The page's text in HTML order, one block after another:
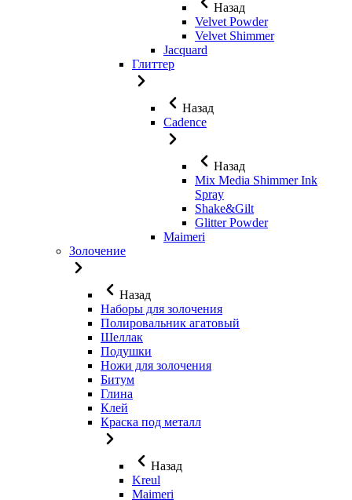
Назад
Velvet Powder
Velvet Shimmer
Jaсquard
Глиттер
Назад
Cadence
Назад
Mix Media Shimmer Ink
Spray
Shake&Gilt
Glitter Powder
Maimeri
Золочение
Назад
Наборы для золочения
Полировальник агатовый
Шеллак
Подушки
Ножи для золочения
Битум
Глина
Клей
Краска под металл
Назад
Kreul
Maimeri